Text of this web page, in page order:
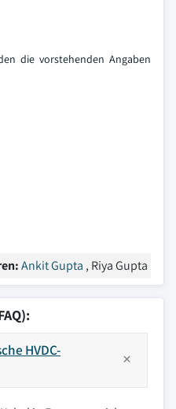
die vorstehenden Angaben
Ankit Gupta , Riya Gupta
HVDC-